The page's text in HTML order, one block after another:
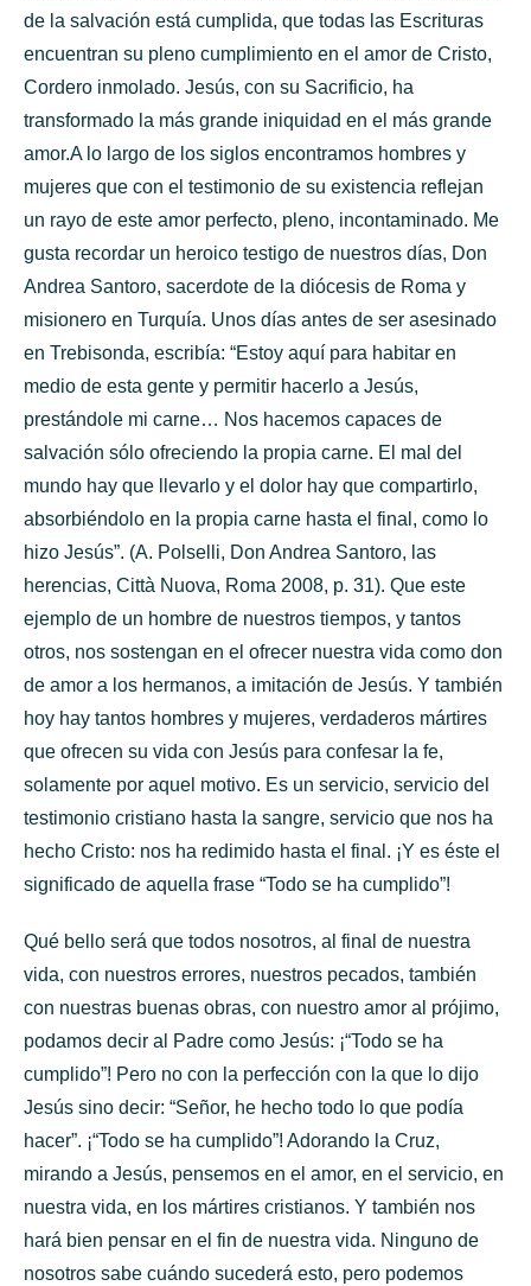
de la salvación está cumplida, que todas las Escrituras
encuentran su pleno cumplimiento en el amor de Cristo,
Cordero inmolado. Jesús, con su Sacrificio, ha
transformado la más grande iniquidad en el más grande
amor.A lo largo de los siglos encontramos hombres y
mujeres que con el testimonio de su existencia reflejan
un rayo de este amor perfecto, pleno, incontaminado. Me
gusta recordar un heroico testigo de nuestros días, Don
Andrea Santoro, sacerdote de la diócesis de Roma y
misionero en Turquía. Unos días antes de ser asesinado
en Trebisonda, escribía: “Estoy aquí para habitar en
medio de esta gente y permitir hacerlo a Jesús,
prestándole mi carne… Nos hacemos capaces de
salvación sólo ofreciendo la propia carne. El mal del
mundo hay que llevarlo y el dolor hay que compartirlo,
absorbiéndolo en la propia carne hasta el final, como lo
hizo Jesús”. (A. Polselli, Don Andrea Santoro, las
herencias, Città Nuova, Roma 2008, p. 31). Que este
ejemplo de un hombre de nuestros tiempos, y tantos
otros, nos sostengan en el ofrecer nuestra vida como don
de amor a los hermanos, a imitación de Jesús. Y también
hoy hay tantos hombres y mujeres, verdaderos mártires
que ofrecen su vida con Jesús para confesar la fe,
solamente por aquel motivo. Es un servicio, servicio del
testimonio cristiano hasta la sangre, servicio que nos ha
hecho Cristo: nos ha redimido hasta el final. ¡Y es éste el
significado de aquella frase “Todo se ha cumplido”!
Qué bello será que todos nosotros, al final de nuestra
vida, con nuestros errores, nuestros pecados, también
con nuestras buenas obras, con nuestro amor al prójimo,
podamos decir al Padre como Jesús: ¡“Todo se ha
cumplido”! Pero no con la perfección con la que lo dijo
Jesús sino decir: “Señor, he hecho todo lo que podía
hacer”. ¡“Todo se ha cumplido”! Adorando la Cruz,
mirando a Jesús, pensemos en el amor, en el servicio, en
nuestra vida, en los mártires cristianos. Y también nos
hará bien pensar en el fin de nuestra vida. Ninguno de
nosotros sabe cuándo sucederá esto, pero podemos